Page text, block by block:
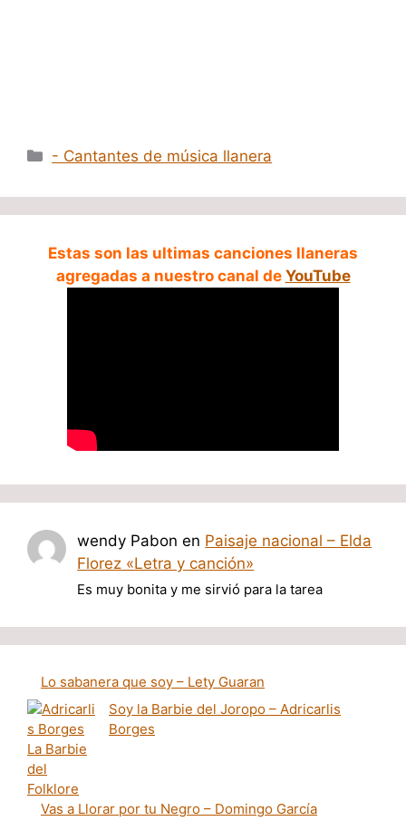
Categorías
- Cantantes de música llanera
Estas son las ultimas canciones llaneras
agregadas a nuestro canal de YouTube
wendy Pabon en Paisaje nacional – Elda
Florez «Letra y canción»
Es muy bonita y me sirvió para la tarea
Lo sabanera que soy – Lety Guaran
Soy la Barbie del Joropo – Adricarlis
Borges
Vas a Llorar por tu Negro – Domingo García